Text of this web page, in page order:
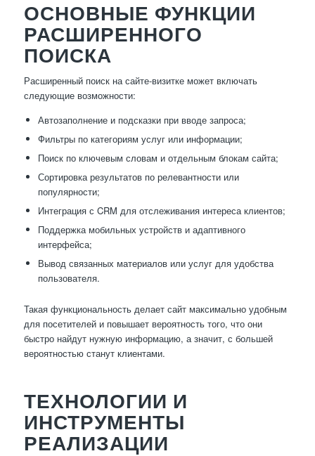
ОСНОВНЫЕ ФУНКЦИИ
РАСШИРЕННОГО
ПОИСКА
Расширенный поиск на сайте-визитке может включать
следующие возможности:
Автозаполнение и подсказки при вводе запроса;
Фильтры по категориям услуг или информации;
Поиск по ключевым словам и отдельным блокам сайта;
Сортировка результатов по релевантности или
популярности;
Интеграция с CRM для отслеживания интереса клиентов;
Поддержка мобильных устройств и адаптивного
интерфейса;
Вывод связанных материалов или услуг для удобства
пользователя.
Такая функциональность делает сайт максимально удобным
для посетителей и повышает вероятность того, что они
быстро найдут нужную информацию, а значит, с большей
вероятностью станут клиентами.
ТЕХНОЛОГИИ И
ИНСТРУМЕНТЫ
РЕАЛИЗАЦИИ